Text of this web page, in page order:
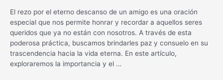
El rezo por el eterno descanso de un amigo es una oración
especial que nos permite honrar y recordar a aquellos seres
queridos que ya no están con nosotros. A través de esta
poderosa práctica, buscamos brindarles paz y consuelo en su
trascendencia hacia la vida eterna. En este artículo,
exploraremos la importancia y el …